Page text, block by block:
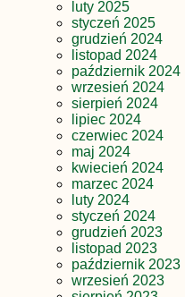
luty 2025
styczeń 2025
grudzień 2024
listopad 2024
październik 2024
wrzesień 2024
sierpień 2024
lipiec 2024
czerwiec 2024
maj 2024
kwiecień 2024
marzec 2024
luty 2024
styczeń 2024
grudzień 2023
listopad 2023
październik 2023
wrzesień 2023